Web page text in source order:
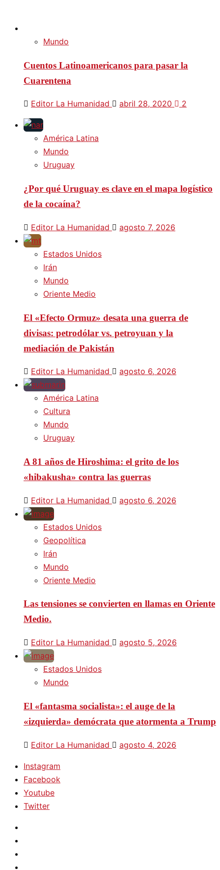
Mundo
Cuentos Latinoamericanos para pasar la
Cuarentena
Editor La Humanidad abril 28, 2020 2
América Latina
Mundo
Uruguay
¿Por qué Uruguay es clave en el mapa logístico
de la cocaína?
Editor La Humanidad agosto 7, 2026
Estados Unidos
Irán
Mundo
Oriente Medio
El «Efecto Ormuz» desata una guerra de
divisas: petrodólar vs. petroyuan y la
mediación de Pakistán
Editor La Humanidad agosto 6, 2026
América Latina
Cultura
Mundo
Uruguay
A 81 años de Hiroshima: el grito de los
«hibakusha» contra las guerras
Editor La Humanidad agosto 6, 2026
Estados Unidos
Geopolítica
Irán
Mundo
Oriente Medio
Las tensiones se convierten en llamas en Oriente
Medio.
Editor La Humanidad agosto 5, 2026
Estados Unidos
Mundo
El «fantasma socialista»: el auge de la
«izquierda» demócrata que atormenta a Trump
Editor La Humanidad agosto 4, 2026
Instagram
Facebook
Youtube
Twitter